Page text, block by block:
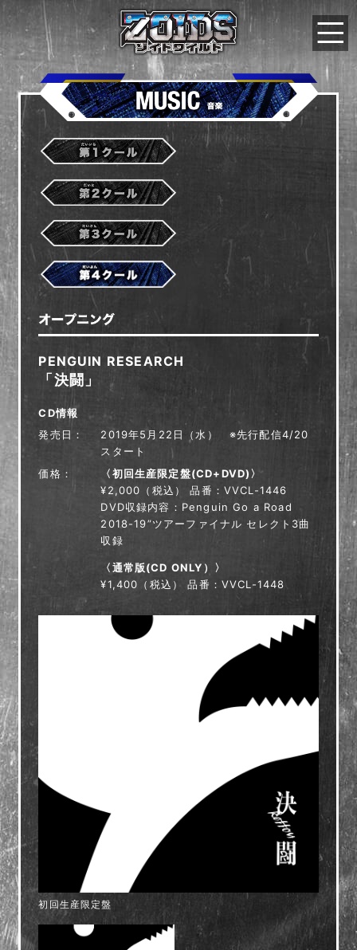
PENGUIN RESEARCH
「決闘」
CD情報
発売日
2019年5月22日（水） ※先行配信4/20
スタート
価格
〈初回生産限定盤(CD+DVD)〉
¥2,000（税込） 品番：VVCL-1446
DVD収録内容：Penguin Go a Road
2018-19”ツアーファイナル セレクト3曲
収録
〈通常版(CD ONLY）〉
¥1,400（税込） 品番：VVCL-1448
初回生産限定盤